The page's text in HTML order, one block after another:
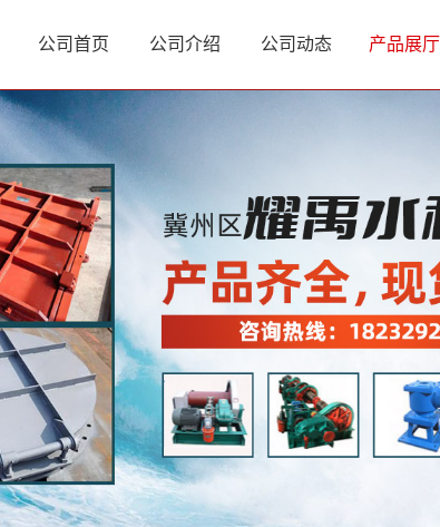
公司首页 公司介绍 公司动态 产品展厅